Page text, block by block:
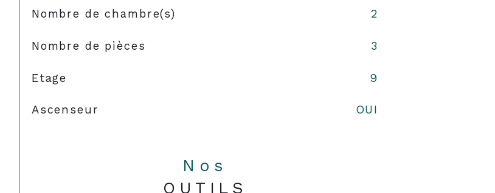
Nombre de chambre(s) 2
Nombre de pièces 3
Etage 9
Ascenseur OUI
Nos
OUTILS